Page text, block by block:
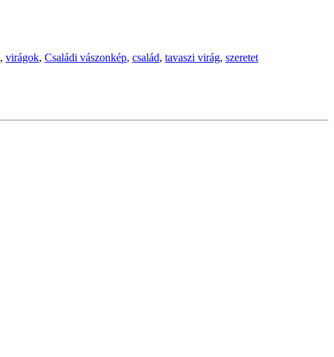
, virágok, Családi vászonkép, család, tavaszi virág, szeretet